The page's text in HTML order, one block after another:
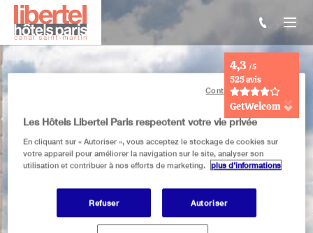
4,3 /5
525 avis
GetWelcom
libertel canal saint-martin
VUE DE LA
CHAMBRE
Les Hôtels Libertel Paris respectent votre vie privée
En cliquant sur « Autoriser », vous acceptez le stockage de cookies sur
votre appareil pour améliorer la navigation sur le site, analyser son
utilisation et contribuer à nos efforts de marketing.
plus d'informations
Refuser Autoriser
Continuer sans accepter